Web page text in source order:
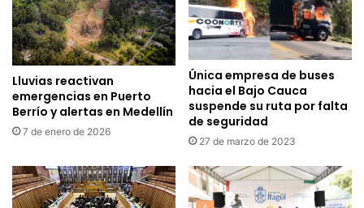
Lluvias reactivan
emergencias en Puerto
Berrío y alertas en Medellín
7 de enero de 2026
Única empresa de buses
hacia el Bajo Cauca
suspende su ruta por falta
de seguridad
27 de marzo de 2023